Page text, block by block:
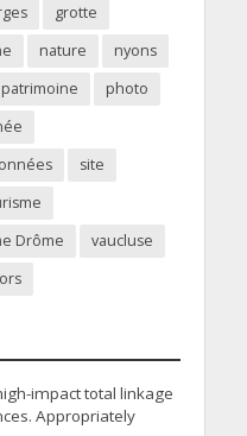
grotte
nature
nyons
patrimoine
photo
site
Drôme
vaucluse
impact total linkage
Appropriately